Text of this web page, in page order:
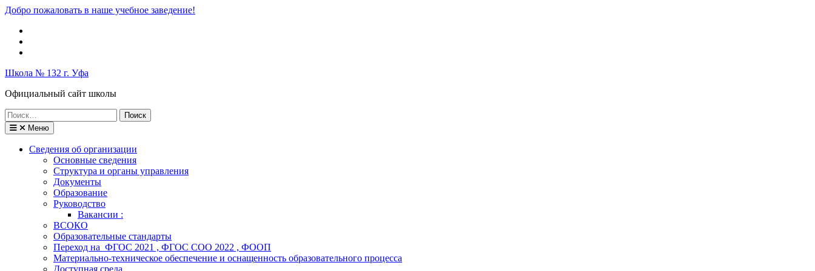
Перейти
содержимому
Добро пожаловать в наше учебное заведение!
Школа № 132 г. Уфа
Официальный сайт школы
Поиск
по:
Меню
Сведения об организации
Основные сведения
Структура и органы управления
Документы
Образование
Руководство
Вакансии :
ВСОКО
Образовательные стандарты
Переход на ФГОС 2021 , ФГОС СОО 2022 , ФООП
Материально-техническое обеспечение и оснащенность образовательного процесса
Доступная среда